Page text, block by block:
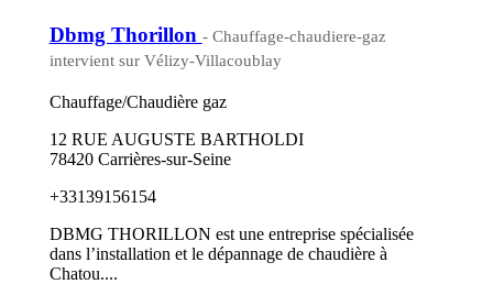
Dbmg Thorillon - Chauffage-chaudiere-gaz
intervient sur Vélizy-Villacoublay
Chauffage/Chaudière gaz
12 RUE AUGUSTE BARTHOLDI
78420 Carrières-sur-Seine
+33139156154
DBMG THORILLON est une entreprise spécialisée
dans l’installation et le dépannage de chaudière à
Chatou....